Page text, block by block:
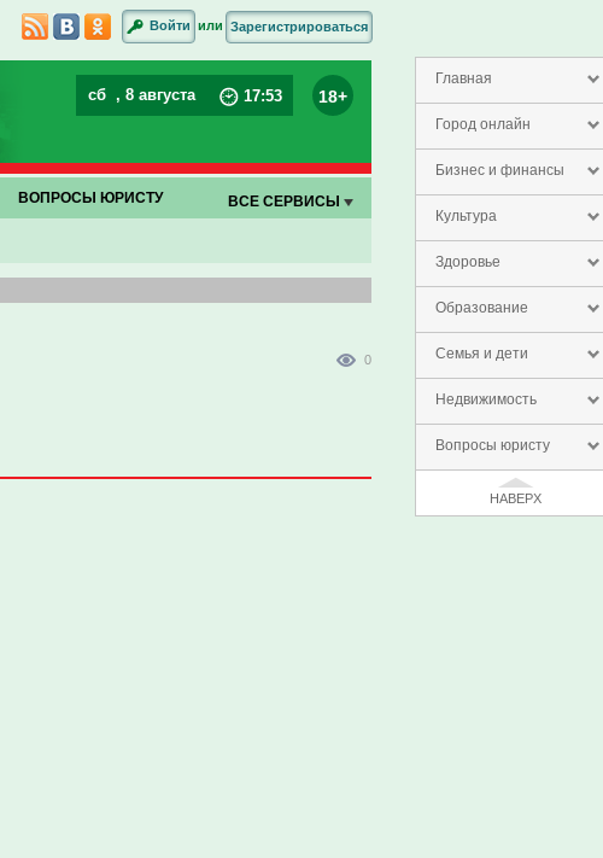
Главная
Город онлайн
Бизнес и финансы
Культура
Здоровье
Образование
Семья и дети
Недвижимость
Вопросы юристу
НАВЕРХ
Войти или Зарегистрироваться
сб , 8 августа 17:53 18+
ВОПРОСЫ ЮРИСТУ ВСЕ СЕРВИСЫ
0